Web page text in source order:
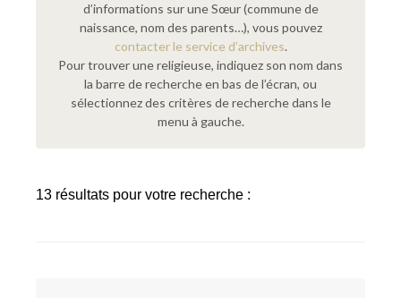
d’informations sur une Sœur (commune de
naissance, nom des parents…), vous pouvez
contacter le service d’archives.
Pour trouver une religieuse, indiquez son nom dans
la barre de recherche en bas de l’écran, ou
sélectionnez des critères de recherche dans le
menu à gauche.
13 résultats pour votre recherche :